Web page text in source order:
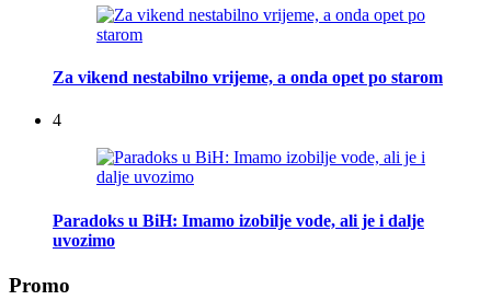
Za vikend nestabilno vrijeme, a onda opet po starom
4
Paradoks u BiH: Imamo izobilje vode, ali je i dalje
uvozimo
Promo